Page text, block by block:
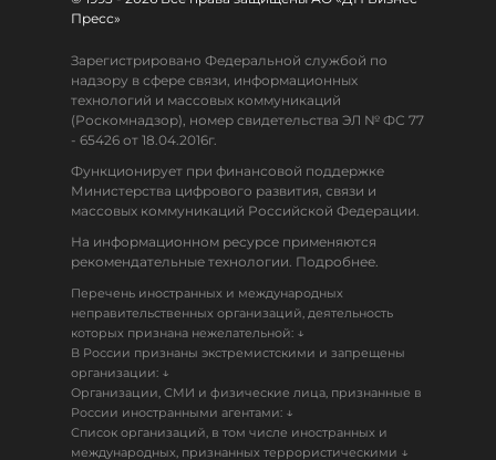
Пресс»
Зарегистрировано Федеральной службой по
надзору в сфере связи, информационных
технологий и массовых коммуникаций
(Роскомнадзор), номер свидетельства ЭЛ № ФС 77
- 65426 от 18.04.2016г.
Функционирует при финансовой поддержке
Министерства цифрового развития, связи и
массовых коммуникаций Российской Федерации.
На информационном ресурсе применяются
рекомендательные технологии. Подробнее.
Перечень иностранных и международных
неправительственных организаций, деятельность
которых признана нежелательной: ↓
В России признаны экстремистскими и запрещены
организации: ↓
Организации, СМИ и физические лица, признанные в
России иностранными агентами: ↓
Список организаций, в том числе иностранных и
международных, признанных террористическими ↓